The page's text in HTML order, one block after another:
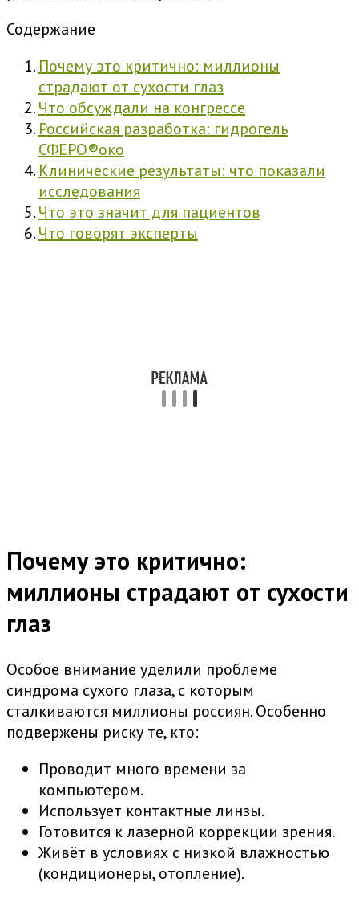
Содержание
Почему это критично: миллионы
страдают от сухости глаз
Что обсуждали на конгрессе
Российская разработка: гидрогель
СФЕРО®око
Клинические результаты: что показали
исследования
Что это значит для пациентов
Что говорят эксперты
Почему это критично:
миллионы страдают от сухости
глаз
Особое внимание уделили проблеме
синдрома сухого глаза, с которым
сталкиваются миллионы россиян. Особенно
подвержены риску те, кто:
Проводит много времени за
компьютером.
Использует контактные линзы.
Готовится к лазерной коррекции зрения.
Живёт в условиях с низкой влажностью
(кондиционеры, отопление).